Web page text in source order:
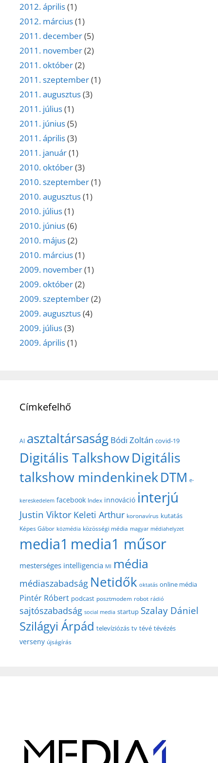
2012. április(1)
2012. március(1)
2011. december(5)
2011. november(2)
2011. október(2)
2011. szeptember(1)
2011. augusztus(3)
2011. július(1)
2011. június(5)
2011. április(3)
2011. január(1)
2010. október(3)
2010. szeptember(1)
2010. augusztus(1)
2010. július(1)
2010. június(6)
2010. május(2)
2010. március(1)
2009. november(1)
2009. október(2)
2009. szeptember(2)
2009. augusztus(4)
2009. július(3)
2009. április(1)
Címkefelhő
AI asztaltársaság Bódi Zoltán covid-19
Digitális TalkshowDigitális
talkshow mindenkinekDTM e-
kereskedelem facebook Index innováció interjú
Justin Viktor Keleti Arthur koronavírus kutatás
Képes Gábor közmédia közösségi média magyar médiahelyzet
media1 media1 műsor
mesterséges intelligencia MI média
médiaszabadság Netidők oktatás online média
Pintér Róbert podcast posztmodem robot rádió
sajtószabadság social media startup Szalay Dániel
Szilágyi Árpád televíziózás tv tévé tévézés
verseny újságírás